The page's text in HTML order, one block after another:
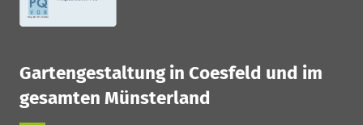
Gartengestaltung in Coesfeld und im
gesamten Münsterland